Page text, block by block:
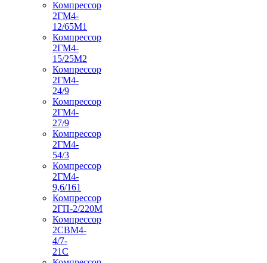
Компрессор
2ГМ4-
12/65М1
Компрессор
2ГМ4-
15/25М2
Компрессор
2ГМ4-
24/9
Компрессор
2ГМ4-
27/9
Компрессор
2ГМ4-
54/3
Компрессор
2ГМ4-
9,6/161
Компрессор
2ГП-2/220М
Компрессор
2СВМ4-
4/7-
21С